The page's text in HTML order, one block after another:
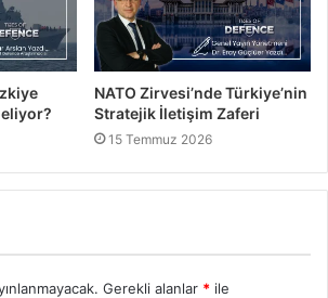
NATO Zirvesi’nde Türkiye’nin
Stratejik İletişim Zaferi
15 Temmuz 2026
Gerekli alanlar * ile